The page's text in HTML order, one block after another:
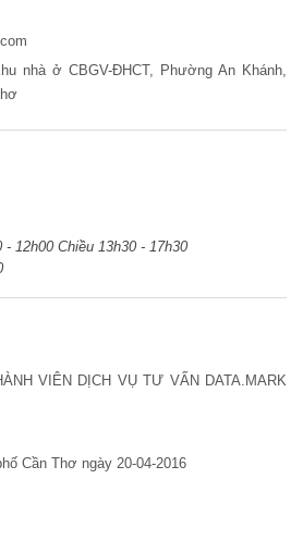
nhà ở CBGV-ĐHCT, Phường An Khánh,
- 12h00 Chiều 13h30 - 17h30
VIÊN DỊCH VỤ TƯ VẤN DATA.MARK
Cần Thơ ngày 20-04-2016